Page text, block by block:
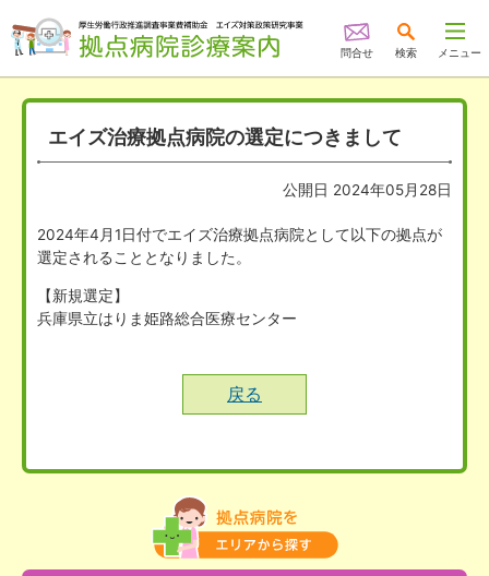
問合せ 検索 メニュー
エイズ治療拠点病院の選定につきまして
公開日 2024年05月28日
2024年4月1日付でエイズ治療拠点病院として以下の拠点が
選定されることとなりました。
【新規選定】
兵庫県立はりま姫路総合医療センター
戻る